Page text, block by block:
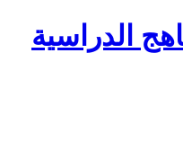
الدراسية